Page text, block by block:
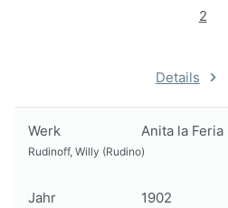
2
Details
Werk Anita la Feria
Rudinoff, Willy (Rudino)
Jahr 1902